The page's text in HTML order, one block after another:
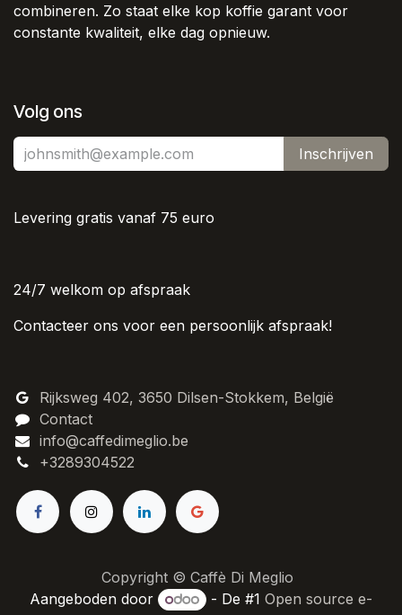
combineren. Zo staat elke kop koffie garant voor
constante kwaliteit, elke dag opnieuw.
Volg ons
Inschrijven
Levering gratis vanaf 75 euro
24/7 welkom op afspraak
Contacteer ons voor een persoonlijk afspraak!
Rijksweg 402, 3650 Dilsen-Stokkem, België
Contact
info@caffedimeglio.be
+3289304522
Copyright © Caffè Di Meglio
Aangeboden door
- De #1Open source e-